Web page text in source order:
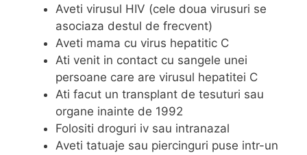
Aveti virusul HIV (cele doua virusuri se
asociaza destul de frecvent)
Aveti mama cu virus hepatitic C
Ati venit in contact cu sangele unei
persoane care are virusul hepatitei C
Ati facut un transplant de tesuturi sau
organe inainte de 1992
Folositi droguri iv sau intranazal
Aveti tatuaje sau piercinguri puse intr-un